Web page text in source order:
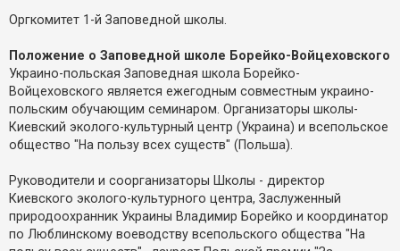
т
и
в
н
і
т
е
м
о
ш
Оргкомитет 1-й Заповедной школы.
Положение о Заповедной школе Борейко-Войцеховского
Украино-польская Заповедная школа Борейко-
Войцеховского является ежегодным совместным украино-
польским обучающим семинаром. Организаторы школы-
Киевский эколого-культурный центр (Украина) и всепольское
общество "На пользу всех существ" (Польша).
Руководители и соорганизаторы Школы - директор
Киевского эколого-культурного центра, Заслуженный
природоохранник Украины Владимир Борейко и координатор
по Люблинскому воеводству всепольского общества "На